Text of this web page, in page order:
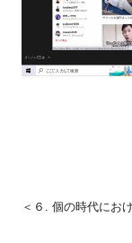
＜６. 個の時代にお